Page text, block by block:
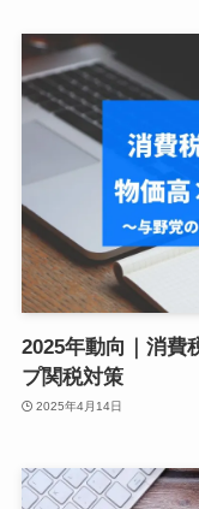
2025年動向｜消費
プ関税対策
2025年4月14日